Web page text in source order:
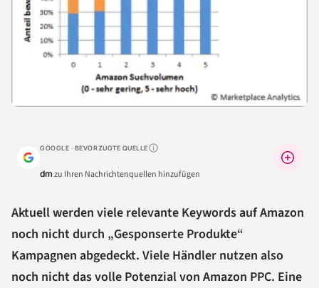
GOOGLE · BEVORZUGTE QUELLEWarum lohnt sich das?
dmzu Ihren Nachrichtenquellen hinzufügen
Aktuell werden viele relevante Keywords auf Amazon
noch nicht durch „Gesponserte Produkte“
Kampagnen abgedeckt. Viele Händler nutzen also
noch nicht das volle Potenzial von Amazon PPC. Eine